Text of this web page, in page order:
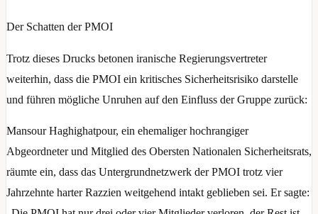
Der Schatten der PMOI
Trotz dieses Drucks betonen iranische Regierungsvertreter
weiterhin, dass die PMOI ein kritisches Sicherheitsrisiko darstelle
und führen mögliche Unruhen auf den Einfluss der Gruppe zurück:
Mansour Haghighatpour, ein ehemaliger hochrangiger
Abgeordneter und Mitglied des Obersten Nationalen Sicherheitsrats,
räumte ein, dass das Untergrundnetzwerk der PMOI trotz vier
Jahrzehnte harter Razzien weitgehend intakt geblieben sei. Er sagte: